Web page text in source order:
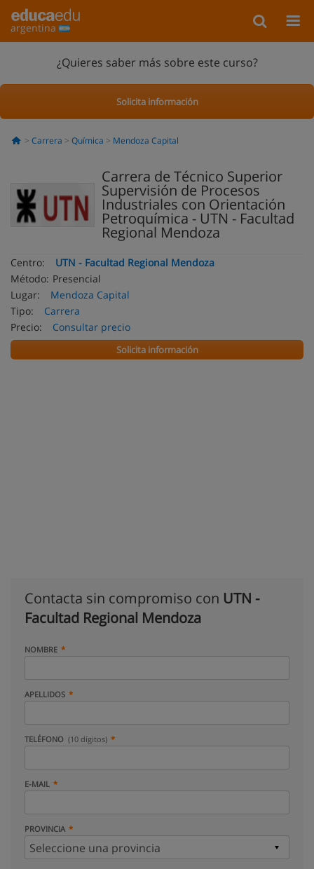
argentina
¿Quieres saber más sobre este curso?
Solicita información
Carrera Química Mendoza Capital
Carrera de Técnico Superior
Supervisión de Procesos
Industriales con Orientación
Petroquímica - UTN - Facultad
Regional Mendoza
Centro:
UTN - Facultad Regional Mendoza
Método: Presencial
Lugar:
Mendoza Capital
Tipo:
Carrera
Precio:
Consultar precio
Solicita información
Contacta sin compromiso con UTN -
Facultad Regional Mendoza
NOMBRE
APELLIDOS
TELÉFONO (10 dígitos)
E-MAIL
PROVINCIA